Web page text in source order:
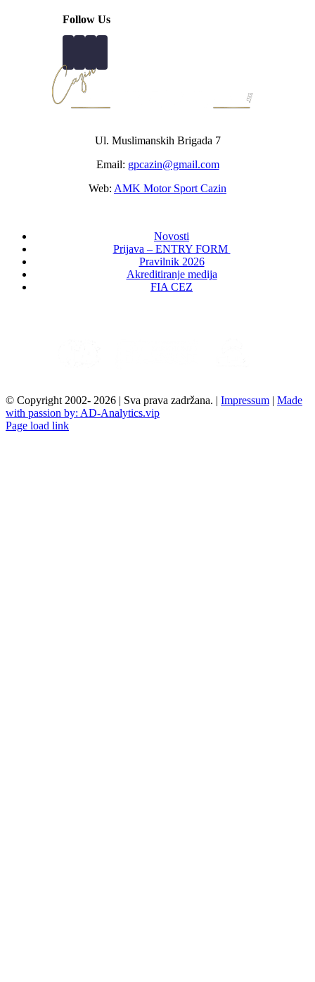
Follow Us
Ul. Muslimanskih Brigada 7
Email: gpcazin@gmail.com
Web: AMK Motor Sport Cazin
Novosti
Prijava – ENTRY FORM
Pravilnik 2026
Akreditiranje medija
FIA CEZ
© Copyright 2002- 2026 | Sva prava zadržana. | Impressum | Made
with passion by: AD-Analytics.vip
Facebook
YouTube
Instagram
Rss
Email
Page load link